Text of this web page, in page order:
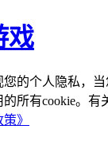
戏
您的个人隐私，
所有cookie。有
》